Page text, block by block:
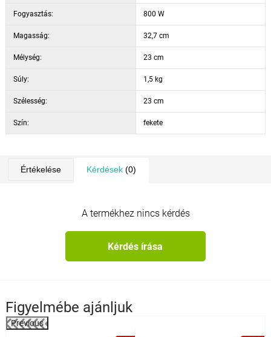
Fogyasztás: 800 W
Magasság: 32,7 cm
Mélység: 23 cm
Súly: 1,5 kg
Szélesség: 23 cm
Szín: fekete
Értékelése Kérdések(0)
A termékhez nincs kérdés
Kérdés írása
Figyelmébe ajánljuk
Previous